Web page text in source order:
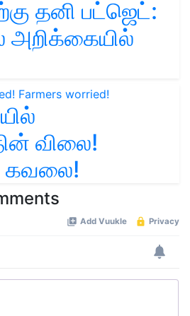
தனி பட்ஜெட்:
அறிக்கையில்
விலை!
கவலை!